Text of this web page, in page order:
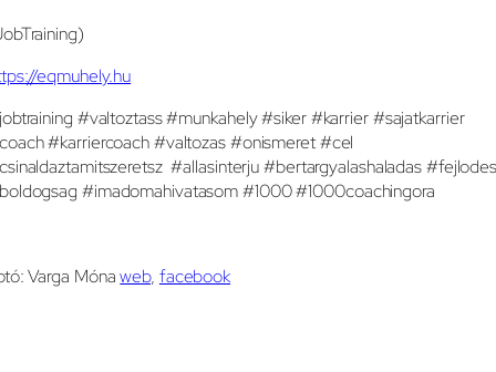
eqmuhely.hu
#valtoztass #munkahely #siker #karrier #sajatkarrier
#karriercoach #valtozas #onismeret #cel
#allasinterju #bertargyalashaladas
#imadomahivatasom #1000 #1000coachingora
Varga Mónaweb, facebook